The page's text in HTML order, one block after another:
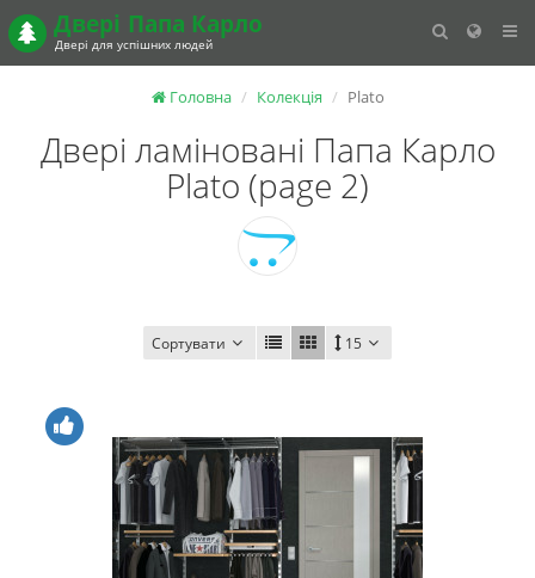
Двері Папа Карло
Двері для успішних людей
Головна Колекція Plato
Двері ламіновані Папа Карло
Plato (page 2)
Сортувати 15